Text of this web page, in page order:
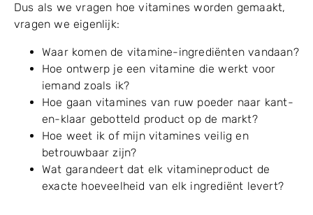
Dus als we vragen hoe vitamines worden gemaakt,
vragen we eigenlijk:
Waar komen de vitamine-ingrediënten vandaan?
Hoe ontwerp je een vitamine die werkt voor
iemand zoals ik?
Hoe gaan vitamines van ruw poeder naar kant-
en-klaar gebotteld product op de markt?
Hoe weet ik of mijn vitamines veilig en
betrouwbaar zijn?
Wat garandeert dat elk vitamineproduct de
exacte hoeveelheid van elk ingrediënt levert?